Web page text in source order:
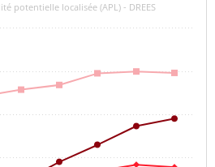
potentielle localisée (APL) - DREES